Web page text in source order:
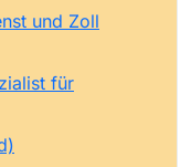
und Zoll
für